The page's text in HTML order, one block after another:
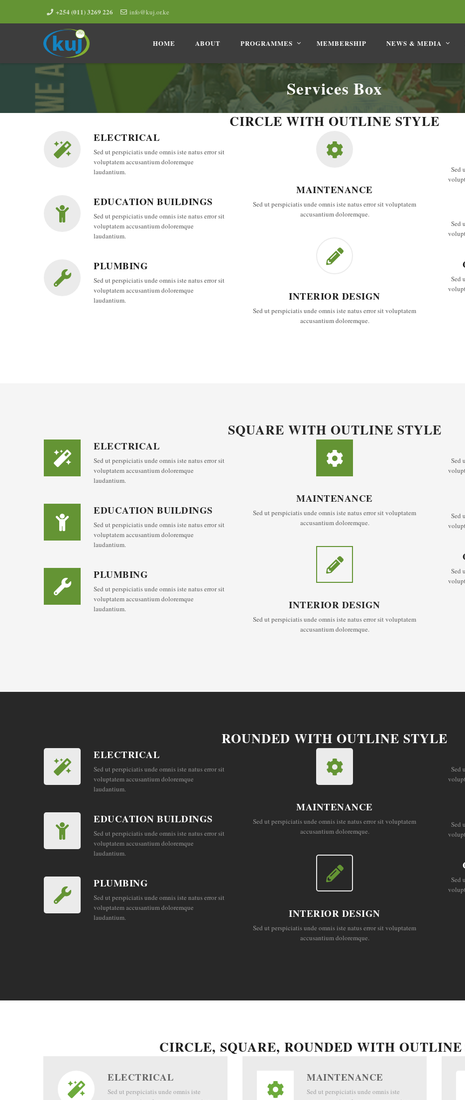
+254 (011) 3269 226
info@kuj.or.ke
contentHOME ABOUT PROGRAMMES MEMBERSHIP NEWS & MEDIA
Services Box
CIRCLE WITH OUTLINE STYLE
Text alignment Left, Center and Right.
ELECTRICAL
Sed ut perspiciatis unde omnis iste natus error sit
voluptatem accusantium doloremque
laudantium.
EDUCATION BUILDINGS
Sed ut perspiciatis unde omnis iste natus error sit
voluptatem accusantium doloremque
laudantium.
PLUMBING
Sed ut perspiciatis unde omnis iste natus error sit
voluptatem accusantium doloremque
laudantium.
MAINTENANCE
Sed ut perspiciatis unde omnis iste natus error sit voluptatem
accusantium doloremque.
INTERIOR DESIGN
Sed ut perspiciatis unde omnis iste natus error sit voluptatem
accusantium doloremque.
Sed
Sed
Sed
SQUARE WITH OUTLINE STYLE
Text alignment Left, Center and Right.
ELECTRICAL
Sed ut perspiciatis unde omnis iste natus error sit
voluptatem accusantium doloremque
laudantium.
EDUCATION BUILDINGS
Sed ut perspiciatis unde omnis iste natus error sit
voluptatem accusantium doloremque
laudantium.
PLUMBING
Sed ut perspiciatis unde omnis iste natus error sit
voluptatem accusantium doloremque
laudantium.
MAINTENANCE
Sed ut perspiciatis unde omnis iste natus error sit voluptatem
accusantium doloremque.
INTERIOR DESIGN
Sed ut perspiciatis unde omnis iste natus error sit voluptatem
accusantium doloremque.
Sed
Sed
Sed
ROUNDED WITH OUTLINE STYLE
Text alignment Left, Center and Right.
ELECTRICAL
Sed ut perspiciatis unde omnis iste natus error sit
voluptatem accusantium doloremque
laudantium.
EDUCATION BUILDINGS
Sed ut perspiciatis unde omnis iste natus error sit
voluptatem accusantium doloremque
laudantium.
PLUMBING
Sed ut perspiciatis unde omnis iste natus error sit
voluptatem accusantium doloremque
laudantium.
MAINTENANCE
Sed ut perspiciatis unde omnis iste natus error sit voluptatem
accusantium doloremque.
INTERIOR DESIGN
Sed ut perspiciatis unde omnis iste natus error sit voluptatem
accusantium doloremque.
Sed
Sed
Sed
CIRCLE, SQUARE, ROUNDED WITH
ELECTRICAL
Sed ut perspiciatis unde omnis iste
MAINTENANCE
Sed ut perspiciatis unde omnis iste